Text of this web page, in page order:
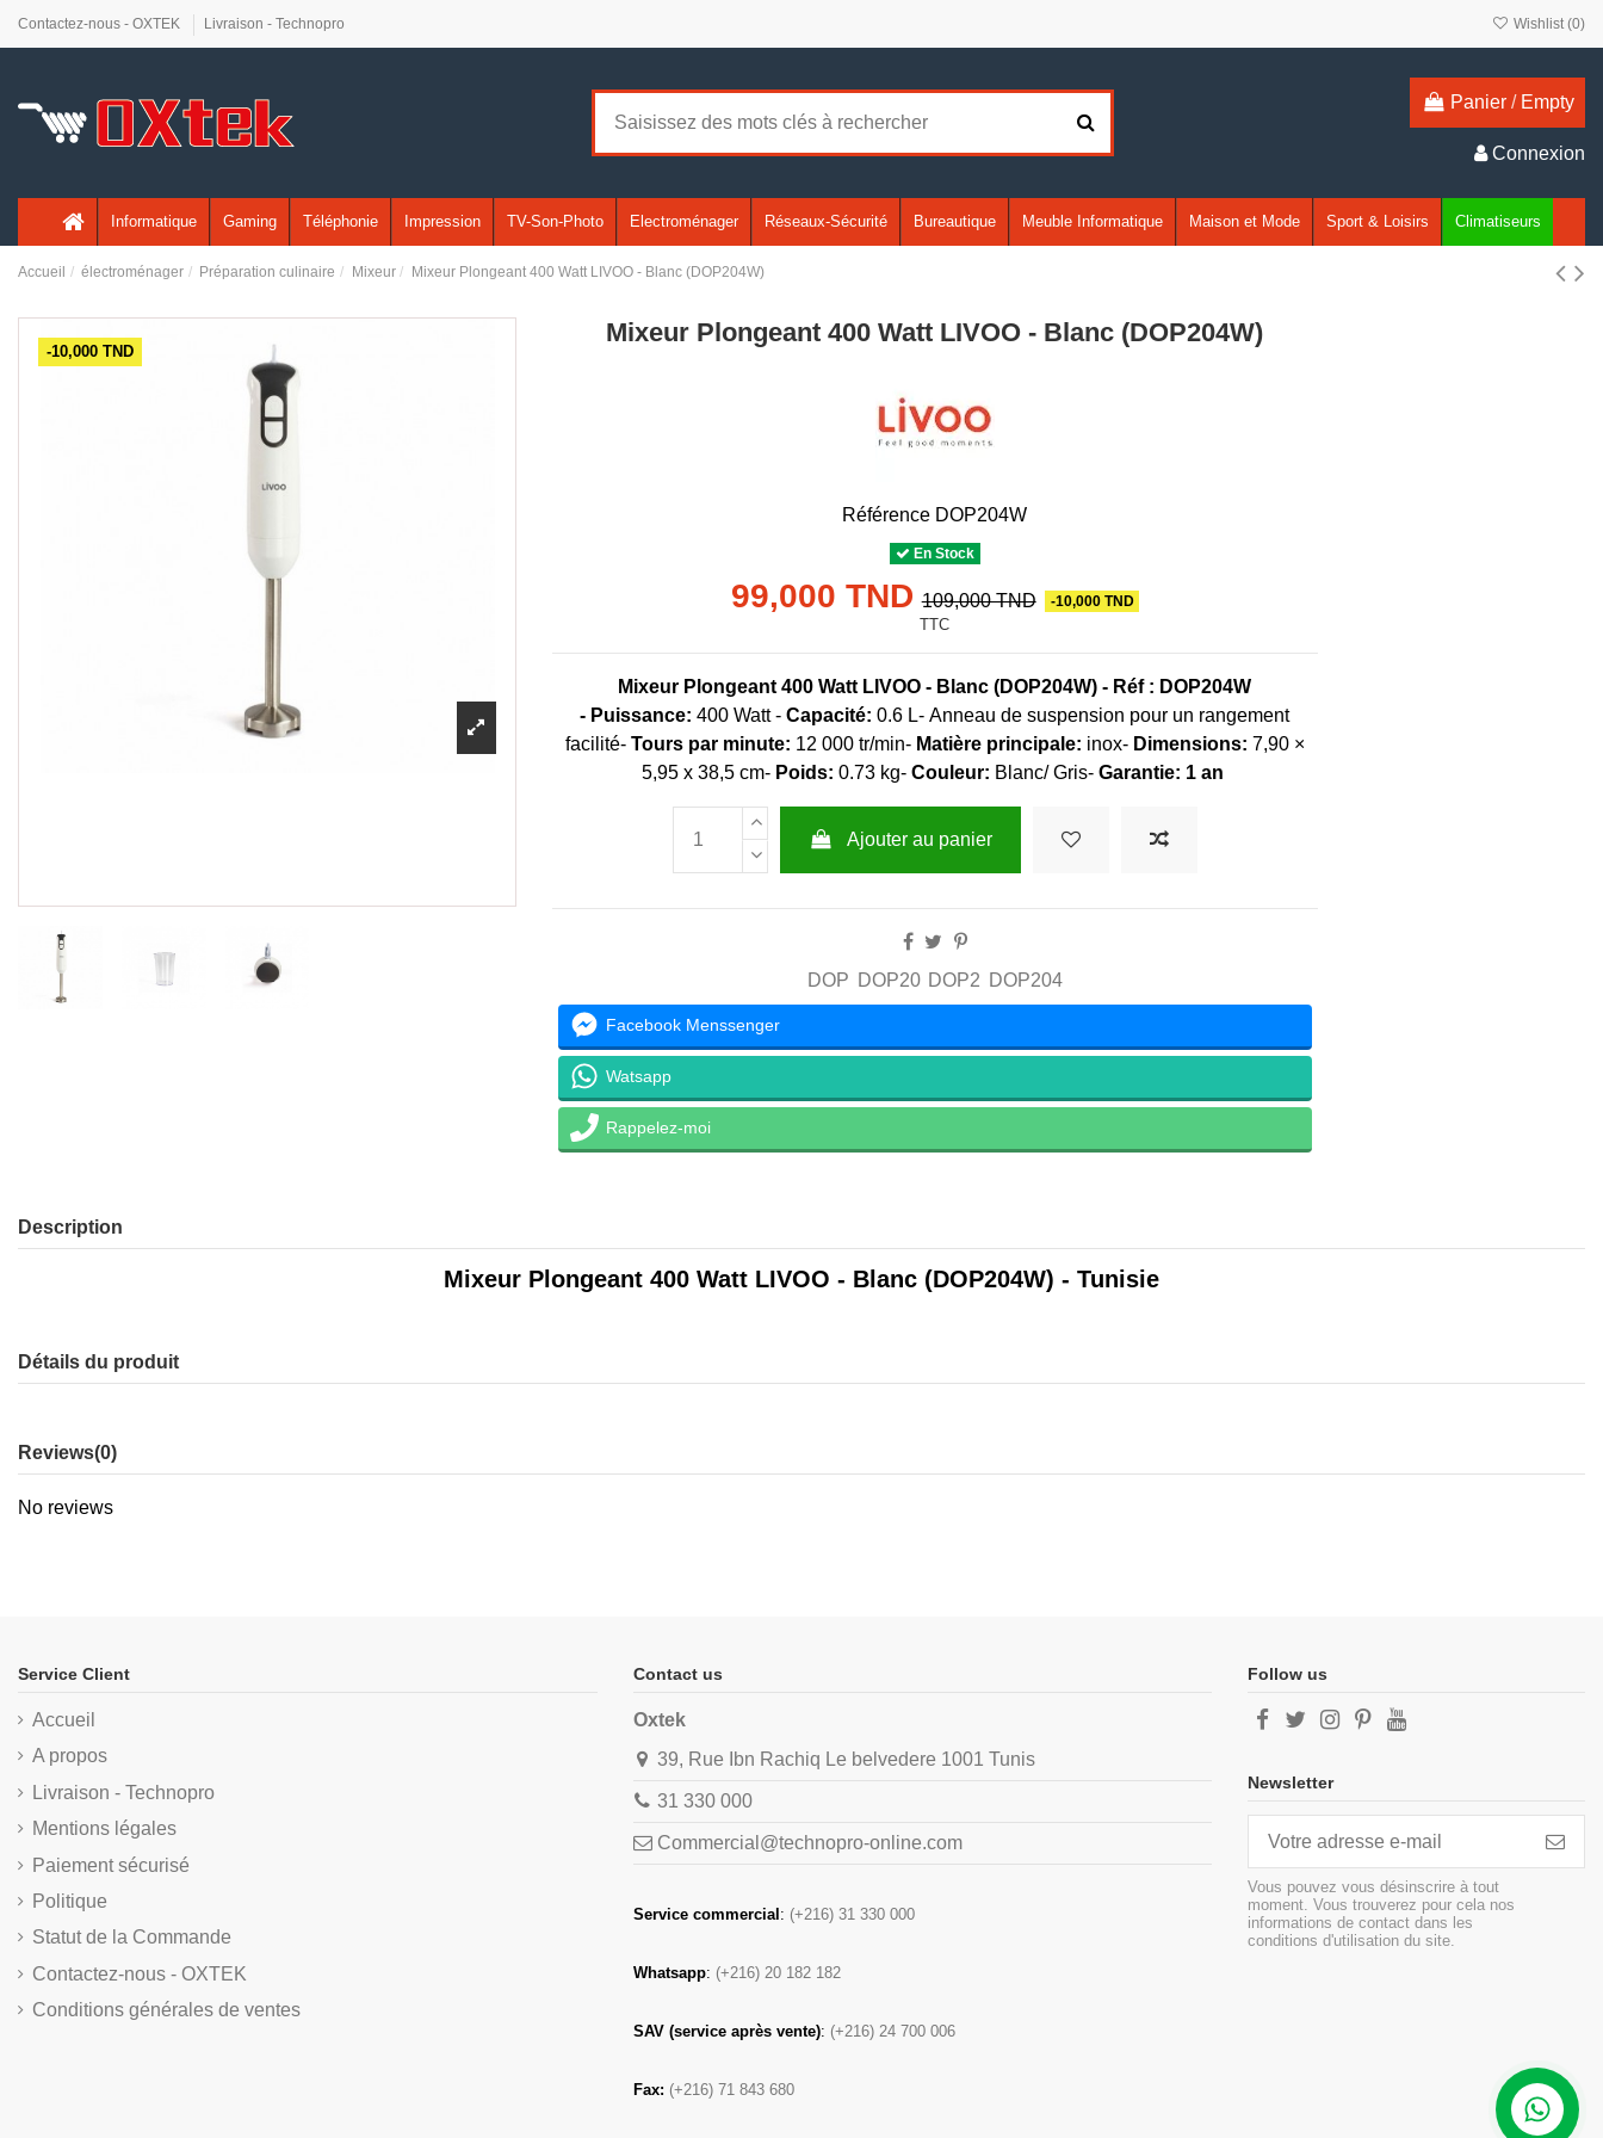
Contactez-nous - OXTEK Livraison - Technopro Wishlist (0)
Panier / Empty
Connexion
Informatique Gaming Téléphonie Impression TV-Son-Photo Electroménager Réseaux-Sécurité Bureautique Meuble Informatique Maison et Mode Sport & Loisirs Climatiseurs
Accueil électroménager Préparation culinaire Mixeur Mixeur Plongeant 400 Watt LIVOO - Blanc (DOP204W)
-10,000 TND
Mixeur Plongeant 400 Watt LIVOO - Blanc (DOP204W)
Référence DOP204W
En Stock
99,000 TND 109,000 TND -10,000 TND
TTC
Mixeur Plongeant 400 Watt LIVOO - Blanc (DOP204W) - Réf : DOP204W
- Puissance:400 Watt - Capacité: 0.6 L- Anneau de suspension pour un rangement
facilité- Tours par minute: 12 000 tr/min- Matière principale: inox- Dimensions: 7,90 ×
5,95 x 38,5 cm- Poids: 0.73 kg- Couleur: Blanc/ Gris- Garantie: 1 an
Ajouter au panier
DOP DOP20 DOP2 DOP204
Facebook Menssenger
Watsapp
Rappelez-moi
Description
Mixeur Plongeant 400 Watt LIVOO - Blanc (DOP204W) - Tunisie
Détails du produit
Reviews(0)
No reviews
Service Client
Accueil
A propos
Livraison - Technopro
Mentions légales
Paiement sécurisé
Politique
Statut de la Commande
Contactez-nous - OXTEK
Conditions générales de ventes
Contact us
Oxtek
39, Rue Ibn Rachiq Le belvedere 1001 Tunis
31 330 000
Commercial@technopro-online.com
Service commercial : (+216) 31 330 000
Whatsapp: (+216) 20 182 182
SAV (service après vente): (+216) 24 700 006
Fax: (+216) 71 843 680
Follow us
Newsletter
Vous pouvez vous désinscrire à tout
moment. Vous trouverez pour cela nos
informations de contact dans les
conditions d'utilisation du site.